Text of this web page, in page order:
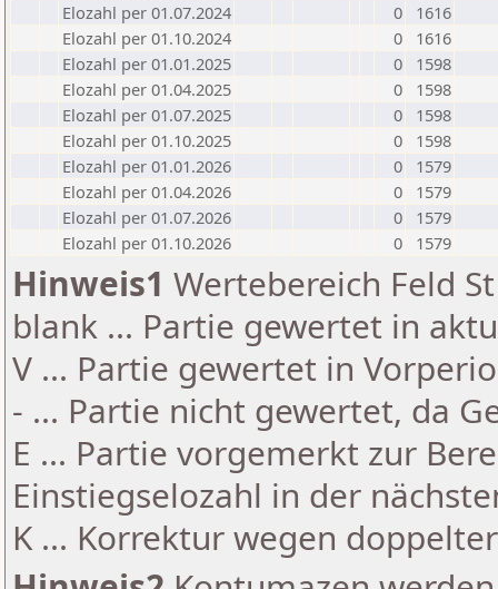
Elozahl per 01.07.2024
0
1616
Elozahl per 01.10.2024
0
1616
Elozahl per 01.01.2025
0
1598
Elozahl per 01.04.2025
0
1598
Elozahl per 01.07.2025
0
1598
Elozahl per 01.10.2025
0
1598
Elozahl per 01.01.2026
0
1579
Elozahl per 01.04.2026
0
1579
Elozahl per 01.07.2026
0
1579
Elozahl per 01.10.2026
0 1579
Hinweis1 Wertebereich Feld
blank ... Partie gewertet in
V ... Partie gewertet in
- ... Partie nicht gewertet, da
E ... Partie vorgemerkt zur
Einstiegselozahl in der
K ... Korrektur wegen